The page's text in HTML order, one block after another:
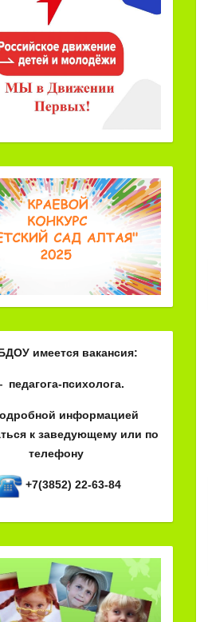
имеется вакансия:
психолога.
информацией
к заведующему или по
телефону
+7(3852) 22-63-84